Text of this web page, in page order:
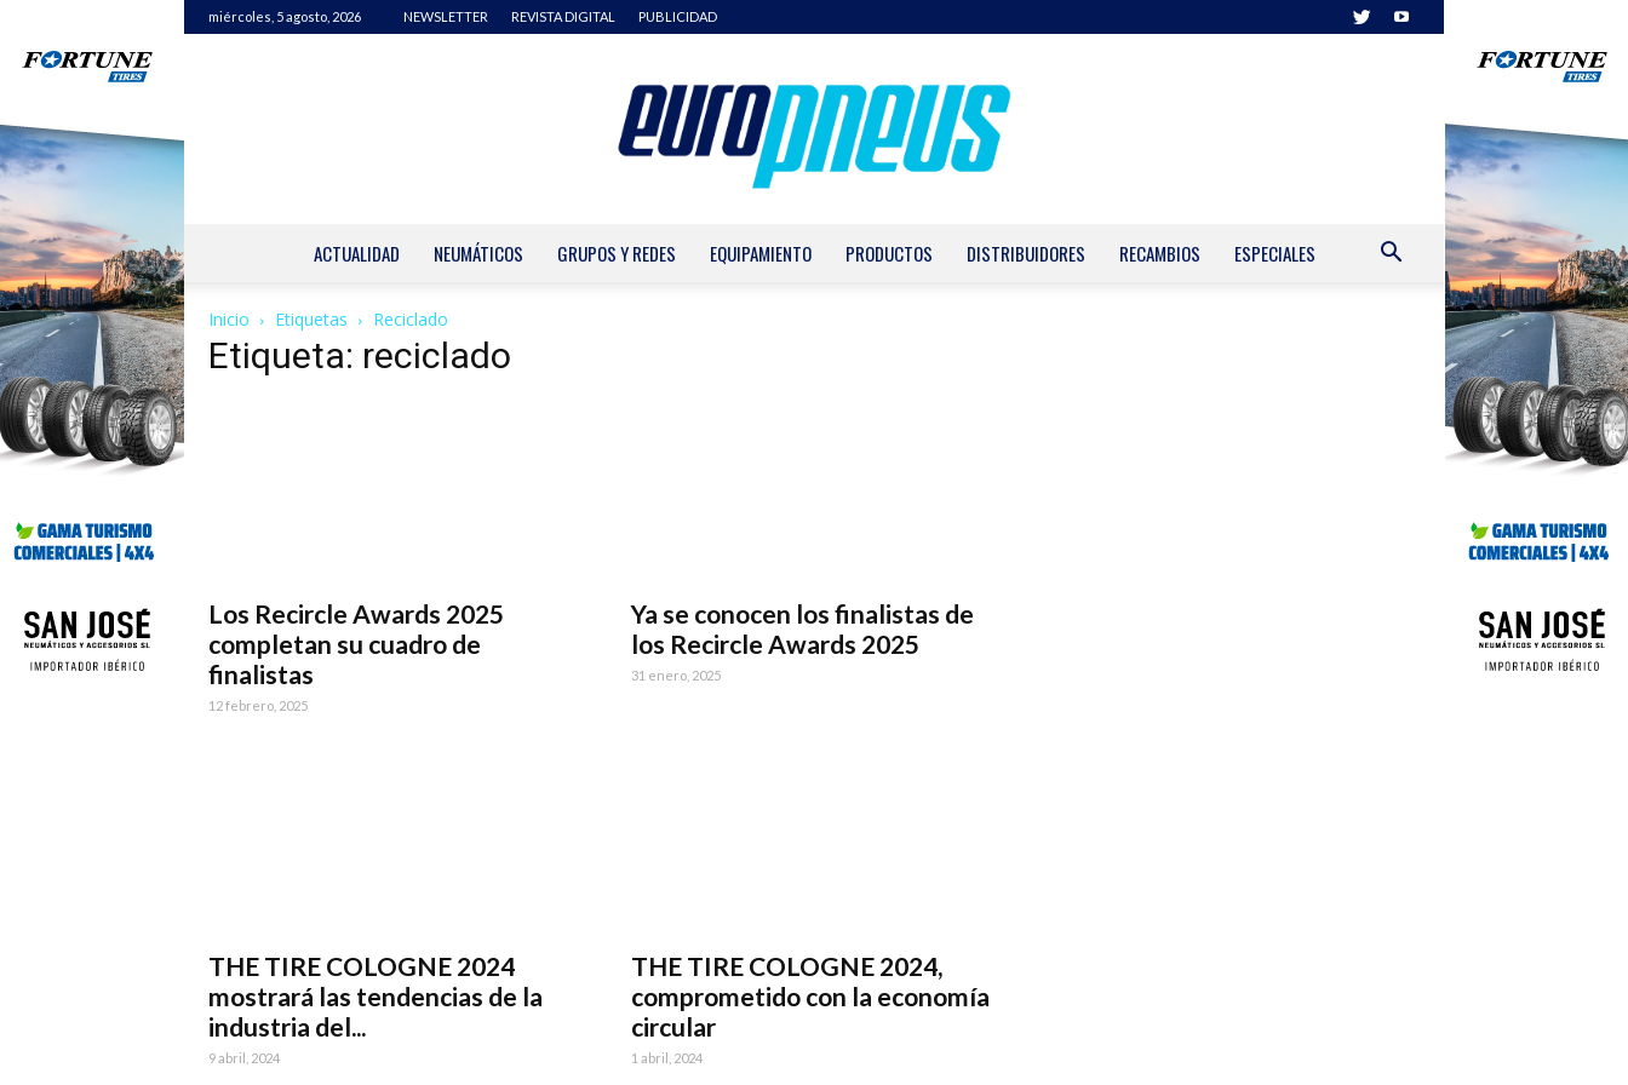
miércoles, 5 agosto, 2026 NEWSLETTER REVISTA DIGITAL PUBLICIDAD
ACTUALIDAD NEUMÁTICOS GRUPOS Y REDES EQUIPAMIENTO PRODUCTOS DISTRIBUIDORES RECAMBIOS ESPECIALES
Inicio Etiquetas Reciclado
Etiqueta: reciclado
Los Recircle Awards 2025
completan su cuadro de
finalistas
12 febrero, 2025
Ya se conocen los finalistas de
los Recircle Awards 2025
31 enero, 2025
THE TIRE COLOGNE 2024
mostrará las tendencias de la
industria del...
9 abril, 2024
THE TIRE COLOGNE 2024,
comprometido con la economía
circular
1 abril, 2024